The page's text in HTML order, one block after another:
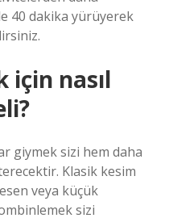
40 dakika yürüyerek
için nasıl
giymek sizi hem daha
Klasik kesim
veya küçük
sizi